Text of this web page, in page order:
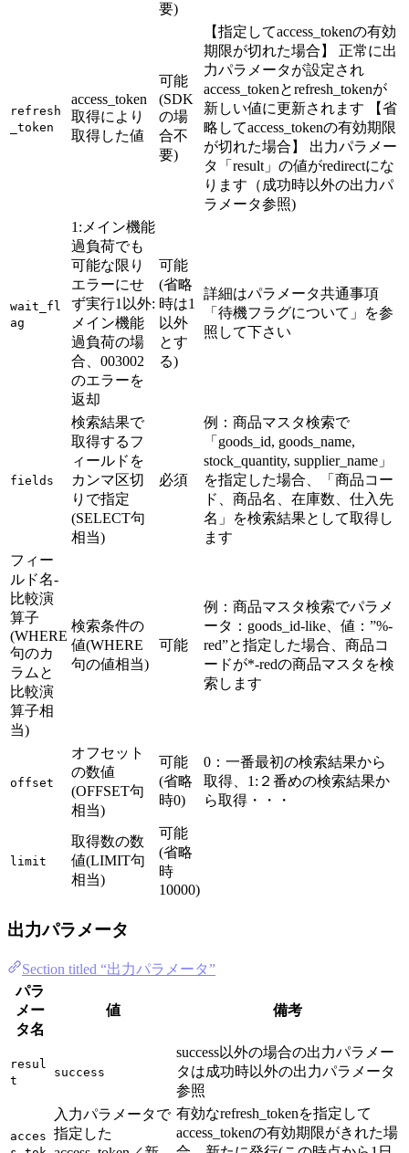
要)
refresh
_token
access_token
取得により
取得した値
可能
(SDK
の場
合不
要)
【指定してaccess_tokenの有効
期限が切れた場合】 正常に出
力パラメータが設定され
access_tokenとrefresh_tokenが
新しい値に更新されます 【省
略してaccess_tokenの有効期限
が切れた場合】 出力パラメー
タ「result」の値がredirectにな
ります（成功時以外の出力パ
ラメータ参照)
wait_fl
ag
1:メイン機能
過負荷でも
可能な限り
エラーにせ
ず実行1以外:
メイン機能
過負荷の場
合、003002
のエラーを
返却
可能
(省略
時は1
以外
とす
る)
詳細はパラメータ共通事項
「待機フラグについて」を参
照して下さい
fields
検索結果で
取得するフ
ィールドを
カンマ区切
りで指定
(SELECT句
相当)
必須
例：商品マスタ検索で
「goods_id, goods_name,
stock_quantity, supplier_name」
を指定した場合、「商品コー
ド、商品名、在庫数、仕入先
名」を検索結果として取得し
ます
フィー
ルド名-
比較演
算子
(WHERE
句のカ
ラムと
比較演
算子相
当)
検索条件の
値(WHERE
句の値相当)
可能
例：商品マスタ検索でパラメ
ータ：goods_id-like、値：”%-
red”と指定した場合、商品コ
ードが*-redの商品マスタを検
索します
offset
オフセット
の数値
(OFFSET句
相当)
可能
(省略
時0)
0：一番最初の検索結果から
取得、1:２番めの検索結果か
ら取得・・・
limit
取得数の数
値(LIMIT句
相当)
可能
(省略
時
10000)
出力パラメータ
Section titled “出力パラメータ”
パラ
メー
タ名
値 備考
resul
t
success
success以外の場合の出力パラメー
タは成功時以外の出力パラメータ
参照
acces
入力パラメータで
指定した
有効なrefresh_tokenを指定して
access_tokenの有効期限がきれた場